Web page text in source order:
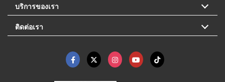
บริการของเรา
ติดต่อเรา